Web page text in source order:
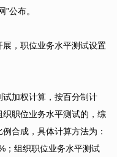
公布。
，职位业务水平测试设置
加权计算，按百分制计
职位业务水平测试的，综
合成，具体计算方法为：
；组织职位业务水平测试